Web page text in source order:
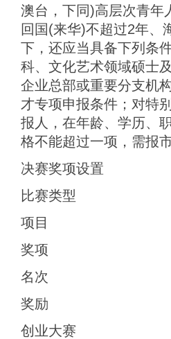
澳台，下同)高层次青年
回国(来华)不超过2年、
下，还应当具备下列条
科、文化艺术领域硕士
企业总部或重要分支机
才专项申报条件；对特
报人，在年龄、学历、
格不能超过一项，需报
决赛奖项设置
比赛类型
项目
奖项
名次
奖励
创业大赛